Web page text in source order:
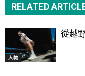
RELATED
人物
從越